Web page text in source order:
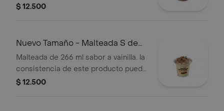
producto puede variar debido al
$ 12.500
Nuevo Tamaño - Malteada S de
Vainilla
Malteada de 266 ml sabor a vainilla. la
consistencia de este producto puede
variar debido al tiempo de entrega.
$ 12.500